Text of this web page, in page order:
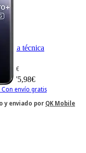
Ficha técnica
331,18€
€275,98€
Con envío gratis
y enviado por QK Mobile